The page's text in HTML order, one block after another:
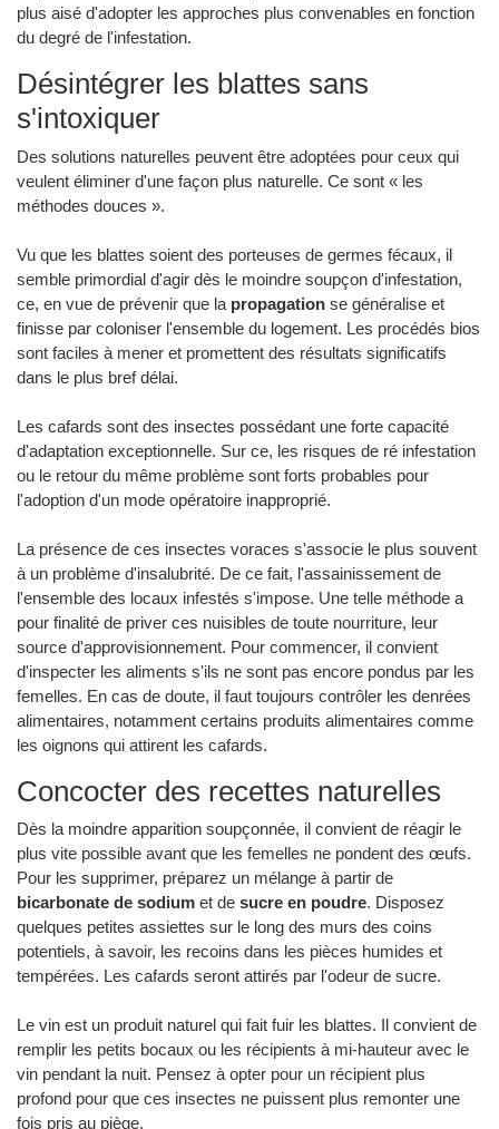
plus aisé d'adopter les approches plus convenables en fonction
du degré de l'infestation.
Désintégrer les blattes sans
s'intoxiquer
Des solutions naturelles peuvent être adoptées pour ceux qui
veulent éliminer d'une façon plus naturelle. Ce sont « les
méthodes douces ».
Vu que les blattes soient des porteuses de germes fécaux, il
semble primordial d'agir dès le moindre soupçon d'infestation,
ce, en vue de prévenir que la propagation se généralise et
finisse par coloniser l'ensemble du logement. Les procédés bios
sont faciles à mener et promettent des résultats significatifs
dans le plus bref délai.
Les cafards sont des insectes possédant une forte capacité
d'adaptation exceptionnelle. Sur ce, les risques de ré infestation
ou le retour du même problème sont forts probables pour
l'adoption d'un mode opératoire inapproprié.
La présence de ces insectes voraces s'associe le plus souvent
à un problème d'insalubrité. De ce fait, l'assainissement de
l'ensemble des locaux infestés s'impose. Une telle méthode a
pour finalité de priver ces nuisibles de toute nourriture, leur
source d'approvisionnement. Pour commencer, il convient
d'inspecter les aliments s'ils ne sont pas encore pondus par les
femelles. En cas de doute, il faut toujours contrôler les denrées
alimentaires, notamment certains produits alimentaires comme
les oignons qui attirent les cafards.
Concocter des recettes naturelles
Dès la moindre apparition soupçonnée, il convient de réagir le
plus vite possible avant que les femelles ne pondent des œufs.
Pour les supprimer, préparez un mélange à partir de
bicarbonate de sodium et de sucre en poudre. Disposez
quelques petites assiettes sur le long des murs des coins
potentiels, à savoir, les recoins dans les pièces humides et
tempérées. Les cafards seront attirés par l'odeur de sucre.
Le vin est un produit naturel qui fait fuir les blattes. Il convient de
remplir les petits bocaux ou les récipients à mi-hauteur avec le
vin pendant la nuit. Pensez à opter pour un récipient plus
profond pour que ces insectes ne puissent plus remonter une
fois pris au piège.